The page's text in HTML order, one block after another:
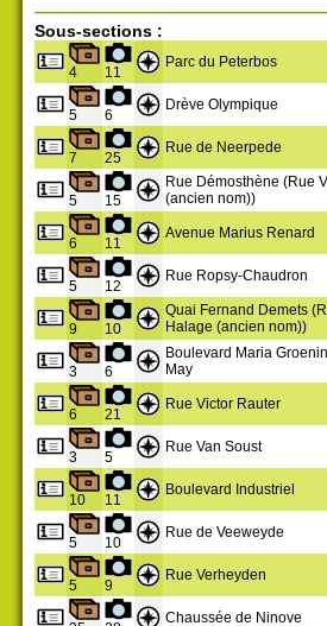
Sous-sections :
4 11
Parc du Peterbos
5 6
Drève Olympique
7 25
Rue de Neerpede
5 15
Rue Démosthène (Rue
(ancien nom))
6 11
Avenue Marius Renard
5 12
Rue Ropsy-Chaudron
9 10
Quai Fernand Demets
Halage (ancien nom))
3 6
Boulevard Maria
May
6 21
Rue Victor Rauter
3 5
Rue Van Soust
10 11
Boulevard Industriel
5 10
Rue de Veeweyde
5 9
Rue Verheyden
Chaussée de Ninove